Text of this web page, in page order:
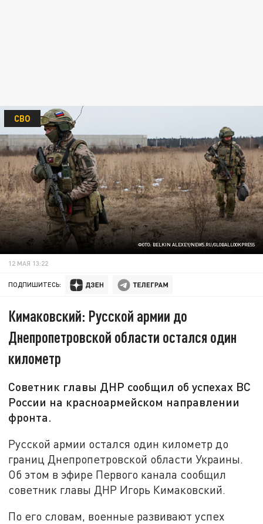
ФОТО: BELKIN ALEXEY/NEWS.RU/GLOBALLOOKPRESS
СВО
12 МАЯ 13:22
ПОДПИШИТЕСЬ:
Кимаковский: Русской армии до
Днепропетровской области остался один
километр
Советник главы ДНР сообщил об успехах ВС
России на красноармейском направлении
фронта.
Русской армии остался один километр до
границ Днепропетровской области Украины.
Об этом в эфире Первого канала сообщил
советник главы ДНР Игорь Кимаковский.
По его словам, военные развивают успех